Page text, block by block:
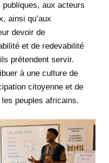
1
aux acteurs
ainsi qu’aux
devoir de
et de redevabilité
prétendent servir.
à une culture de
citoyenne et de
peuples africains.